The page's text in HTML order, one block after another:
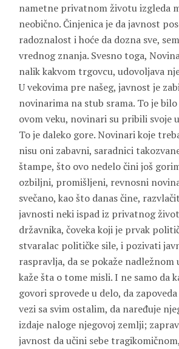
nametne privatnom životu izgleda
neobično. Činjenica je da javnost
radoznalost i hoće da dozna sve,
vrednog znanja. Svesno toga,
nalik kakvom trgovcu, udovoljava
U vekovima pre našeg, javnost je
novinarima na stub srama. To je
ovom veku, novinari su pribili svoje
To je daleko gore. Novinari koje
nisu oni zabavni, saradnici
štampe, što ovo nedelo čini još
ozbiljni, promišljeni, revnosni
svečano, kao što danas čine,
javnosti neki ispad iz privatnog
državnika, čoveka koji je prvak
stvaralac političke sile, i pozivati
raspravlja, da se pokaže
kaže šta o tome misli. I ne samo da
govori sprovede u delo, da
vezi sa svim ostalim, da naređuje
izdaje naloge njegovoj zemlji;
javnost da učini sebe